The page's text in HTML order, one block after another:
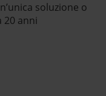
soluzione o
20 anni